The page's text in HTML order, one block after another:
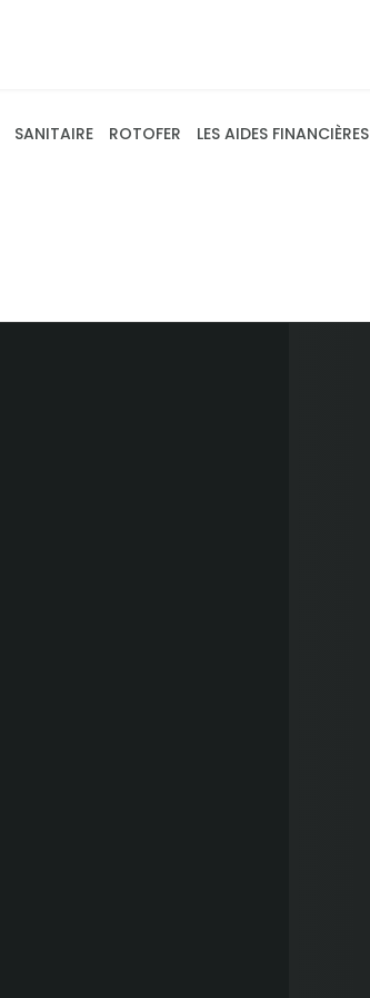
SANITAIRE ROTOFER LES AIDES FINANCIÈRES